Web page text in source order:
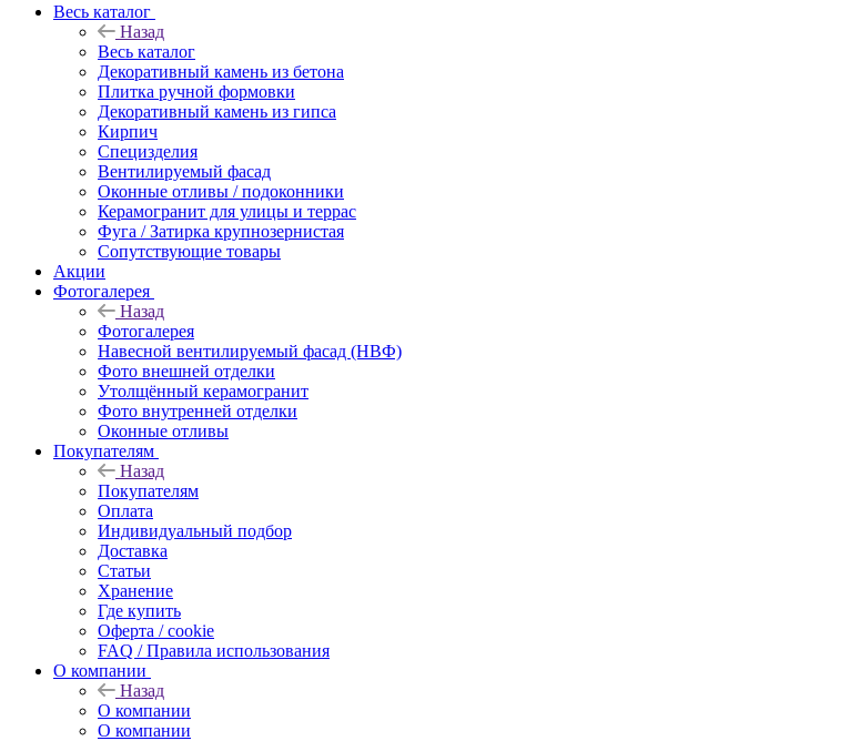
Весь каталог
Назад
Весь каталог
Декоративный камень из бетона
Плитка ручной формовки
Декоративный камень из гипса
Кирпич
Специзделия
Вентилируемый фасад
Оконные отливы / подоконники
Керамогранит для улицы и террас
Фуга / Затирка крупнозернистая
Сопутствующие товары
Акции
Фотогалерея
Назад
Фотогалерея
Навесной вентилируемый фасад (НВФ)
Фото внешней отделки
Утолщённый керамогранит
Фото внутренней отделки
Оконные отливы
Покупателям
Назад
Покупателям
Оплата
Индивидуальный подбор
Доставка
Статьи
Хранение
Где купить
Оферта / cookie
FAQ / Правила использования
О компании
Назад
О компании
О компании